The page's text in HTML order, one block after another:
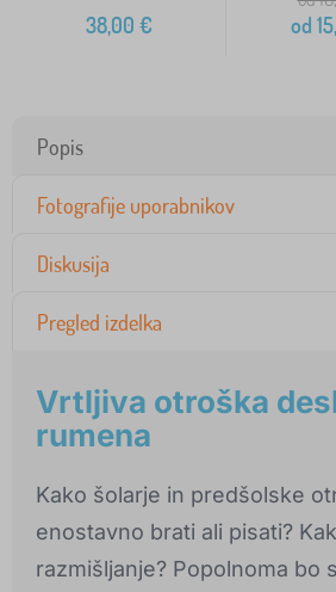
38,00 € od
Popis
Fotografije uporabnikov
Diskusija
Pregled izdelka
Vrtljiva otroška
rumena
Kako šolarje in predšolske
enostavno brati ali pisati?
razmišljanje? Popolnoma bo